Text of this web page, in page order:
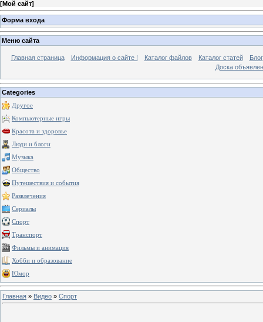
[Мой сайт]
Форма входа
Меню сайта
Главная страница Информация о сайте ! Каталог файлов Каталог статей
Блог
Доска
Categories
Другое
Компьютерные игры
Красота и здоровье
Люди и блоги
Музыка
Общество
Путешествия и события
Развлечения
Сериалы
Спорт
Транспорт
Фильмы и анимация
Хобби и образование
Юмор
Главная » Видео » Спорт